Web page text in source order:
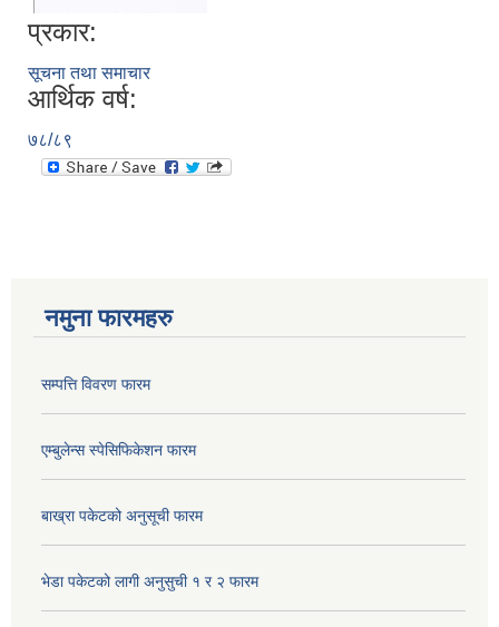
प्रकार:
सूचना तथा समाचार
आर्थिक वर्ष:
७८/८९
नमुना फारमहरु
सम्पत्ति विवरण फारम
एम्बुलेन्स स्पेसिफिकेशन फारम
बाख्रा पकेटको अनुसूची फारम
भेडा पकेटको लागी अनुसुची १ र २ फारम